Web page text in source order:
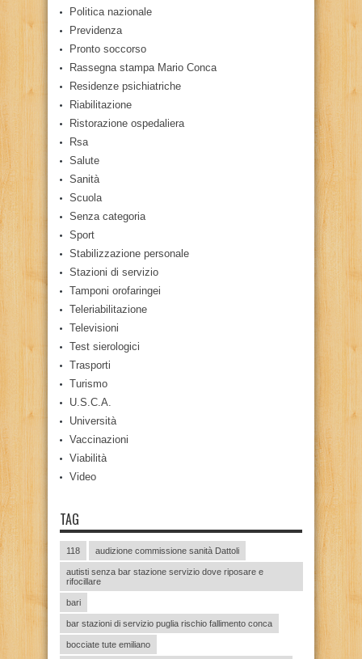
Politica nazionale
Previdenza
Pronto soccorso
Rassegna stampa Mario Conca
Residenze psichiatriche
Riabilitazione
Ristorazione ospedaliera
Rsa
Salute
Sanità
Scuola
Senza categoria
Sport
Stabilizzazione personale
Stazioni di servizio
Tamponi orofaringei
Teleriabilitazione
Televisioni
Test sierologici
Trasporti
Turismo
U.S.C.A.
Università
Vaccinazioni
Viabilità
Video
TAG
118 audizione commissione sanità Dattoli
autisti senza bar stazione servizio dove riposare e
rifocillare
bari
bar stazioni di servizio puglia rischio fallimento conca
bocciate tute emiliano